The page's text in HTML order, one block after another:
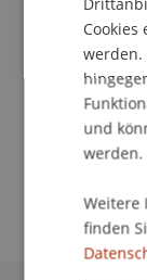
School/
werden.
und
werden.
Weitere
finden